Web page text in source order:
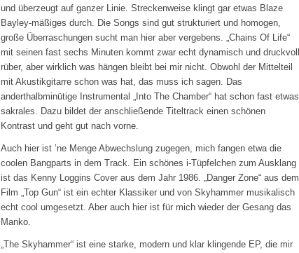
und überzeugt auf ganzer Linie. Streckenweise klingt gar etwas Blaze
Bayley-mäßiges durch. Die Songs sind gut strukturiert und homogen,
große Überraschungen sucht man hier aber vergebens. „Chains Of Life“
mit seinen fast sechs Minuten kommt zwar echt dynamisch und druckvoll
rüber, aber wirklich was hängen bleibt bei mir nicht. Obwohl der Mittelteil
mit Akustikgitarre schon was hat, das muss ich sagen. Das
anderthalbminütige Instrumental „Into The Chamber“ hat schon fast etwas
sakrales. Dazu bildet der anschließende Titeltrack einen schönen
Kontrast und geht gut nach vorne.
Auch hier ist ’ne Menge Abwechslung zugegen, mich fangen etwa die
coolen Bangparts in dem Track. Ein schönes i-Tüpfelchen zum Ausklang
ist das Kenny Loggins Cover aus dem Jahr 1986. „Danger Zone“ aus dem
Film „Top Gun“ ist ein echter Klassiker und von Skyhammer musikalisch
echt cool umgesetzt. Aber auch hier ist für mich wieder der Gesang das
Manko.
„The Skyhammer“ ist eine starke, modern und klar klingende EP, die mir